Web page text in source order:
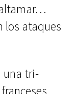
los ataques
una tri­